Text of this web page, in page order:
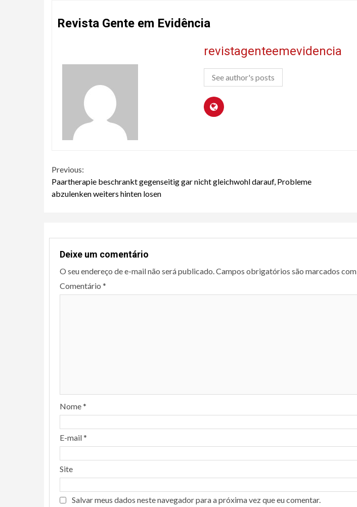
Revista Gente em Evidência
revistagenteemevidencia
See author's posts
Continue
Reading
Previous:
Paartherapie beschrankt gegenseitig gar nicht gleichwohl darauf, Probleme
abzulenken weiters hinten losen
Deixe um comentário
O seu endereço de e-mail não será publicado. Campos obrigatórios são marcados com
Comentário *
Nome*
E-mail*
Site
Salvar meus dados neste navegador para a próxima vez que eu comentar.